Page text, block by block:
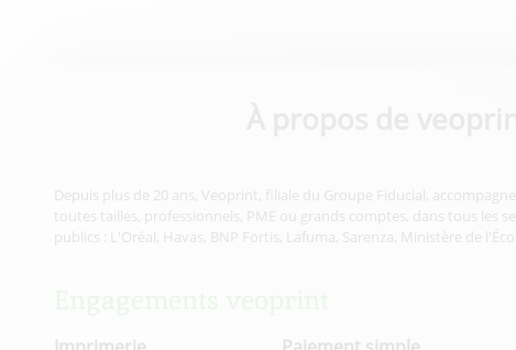
Depuis plus de 20 ans, Veoprint, filiale du Groupe Fiducial,
toutes tailles, professionnels, PME ou grands comptes, dans tous les
publics : L'Oréal, Havas, BNP Fortis, Lafuma, Sarenza, Ministère de